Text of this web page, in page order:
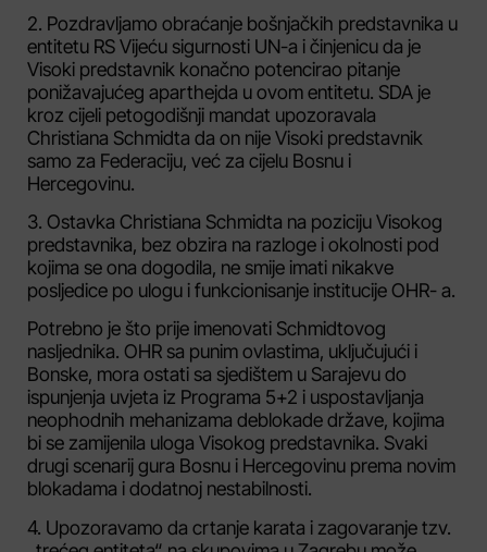
2. Pozdravljamo obraćanje bošnjačkih predstavnika u
entitetu RS Vijeću sigurnosti UN-a i činjenicu da je
Visoki predstavnik konačno potencirao pitanje
ponižavajućeg aparthejda u ovom entitetu. SDA je
kroz cijeli petogodišnji mandat upozoravala
Christiana Schmidta da on nije Visoki predstavnik
samo za Federaciju, već za cijelu Bosnu i
Hercegovinu.
3. Ostavka Christiana Schmidta na poziciju Visokog
predstavnika, bez obzira na razloge i okolnosti pod
kojima se ona dogodila, ne smije imati nikakve
posljedice po ulogu i funkcionisanje institucije OHR- a.
Potrebno je što prije imenovati Schmidtovog
nasljednika. OHR sa punim ovlastima, uključujući i
Bonske, mora ostati sa sjedištem u Sarajevu do
ispunjenja uvjeta iz Programa 5+2 i uspostavljanja
neophodnih mehanizama deblokade države, kojima
bi se zamijenila uloga Visokog predstavnika. Svaki
drugi scenarij gura Bosnu i Hercegovinu prema novim
blokadama i dodatnoj nestabilnosti.
4. Upozoravamo da crtanje karata i zagovaranje tzv.